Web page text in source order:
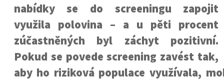
nabídky se do screeningu zapojit
využila polovina – a u pěti procent
zúčastněných byl záchyt pozitivní.
Pokud se povede screening zavést tak,
aby ho riziková populace využívala,